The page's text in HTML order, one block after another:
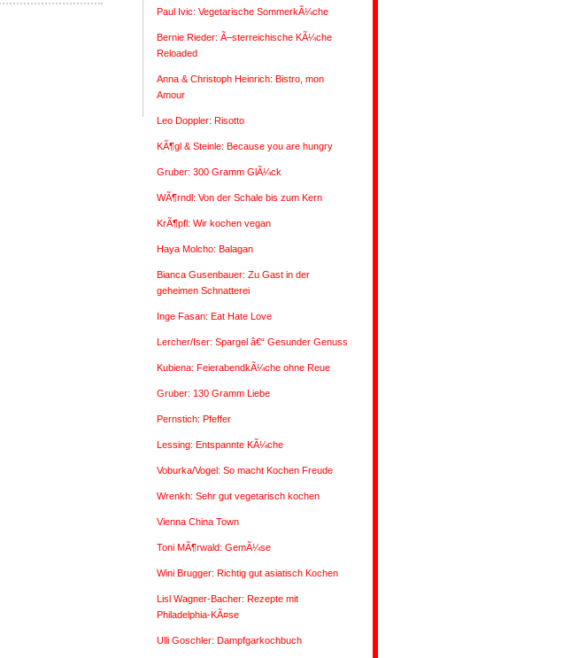
Paul Ivic: Vegetarische SommerkÃ¼che
Bernie Rieder: Ã–sterreichische KÃ¼che
Reloaded
Anna & Christoph Heinrich: Bistro, mon
Amour
Leo Doppler: Risotto
KÃ¶gl & Steinle: Because you are hungry
Gruber: 300 Gramm GlÃ¼ck
WÃ¶rndl: Von der Schale bis zum Kern
KrÃ¶pfl: Wir kochen vegan
Haya Molcho: Balagan
Bianca Gusenbauer: Zu Gast in der
geheimen Schnatterei
Inge Fasan: Eat Hate Love
Lercher/Iser: Spargel â€“ Gesunder Genuss
Kubiena: FeierabendkÃ¼che ohne Reue
Gruber: 130 Gramm Liebe
Pernstich: Pfeffer
Lessing: Entspannte KÃ¼che
Voburka/Vogel: So macht Kochen Freude
Wrenkh: Sehr gut vegetarisch kochen
Vienna China Town
Toni MÃ¶rwald: GemÃ¼se
Wini Brugger: Richtig gut asiatisch Kochen
Lisl Wagner-Bacher: Rezepte mit
Philadelphia-KÃ¤se
Ulli Goschler: Dampfgarkochbuch